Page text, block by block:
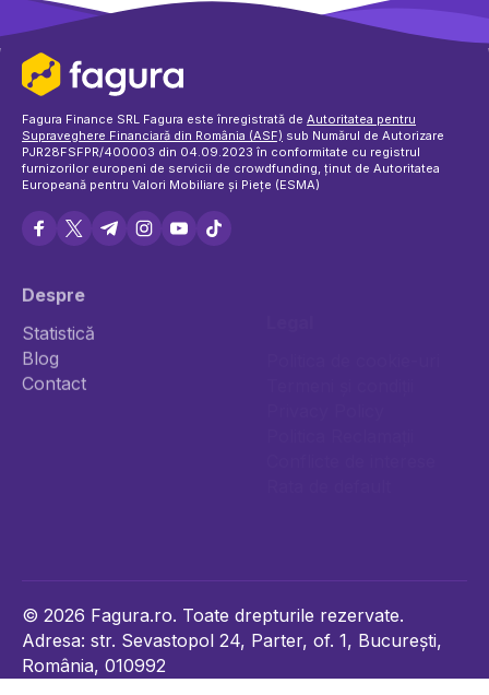
Fagura Finance SRL Fagura este înregistrată de Autoritatea pentru
Supraveghere Financiară din România (ASF) sub Numărul de Autorizare
PJR28FSFPR/400003 din 04.09.2023 în conformitate cu registrul
furnizorilor europeni de servicii de crowdfunding, ținut de Autoritatea
Europeană pentru Valori Mobiliare și Piețe (ESMA)
Despre
Statistică
Blog
Contact
© 2026 Fagura.ro. Toate drepturile rezervate.
Adresa: str. Sevastopol 24, Parter, of. 1, București,
România, 010992